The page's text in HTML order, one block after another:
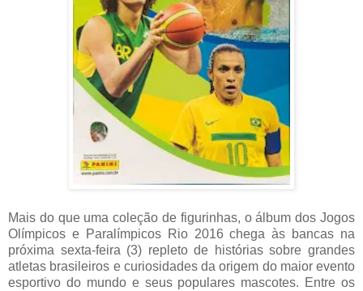
Mais do que uma coleção de figurinhas, o álbum dos Jogos
Olímpicos e Paralímpicos Rio 2016 chega às bancas na
próxima sexta-feira (3) repleto de histórias sobre grandes
atletas brasileiros e curiosidades da origem do maior evento
esportivo do mundo e seus populares mascotes. Entre os